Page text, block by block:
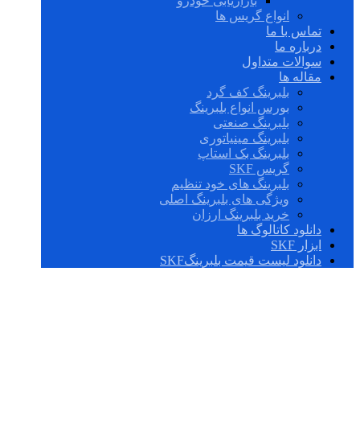
انواع گریس ها
تماس با ما
درباره ما
سوالات متداول
مقاله ها
بلبرینگ کف گرد
بورس انواع بلبرینگ
بلبرینگ صنعتی
بلبرینگ مینیاتوری
بلبرینگ بک استاپ
گریس SKF
بلبرینگ های خود تنظیم
ویژگی های بلبرینگ اصلی
خرید بلبرینگ ارزان
دانلود کاتالوگ ها
ابزار SKF
دانلود لیست قیمت بلبرینگSKF